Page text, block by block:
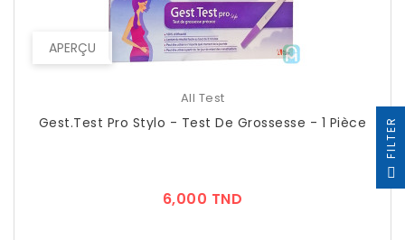
APERÇU
All Test
Gest.Test Pro Stylo - Test De Grossesse - 1 Pièce
6,000 TND
R